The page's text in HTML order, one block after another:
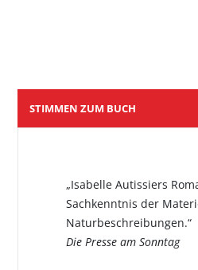
STIMMEN ZUM BUCH
„Isabelle Autissiers
Sachkenntnis der
Naturbeschreibungen.“
Die Presse am Sonntag